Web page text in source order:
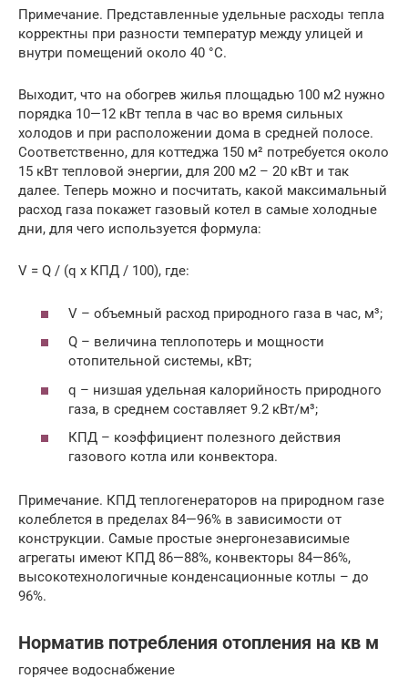
Примечание. Представленные удельные расходы тепла
корректны при разности температур между улицей и
внутри помещений около 40 °С.
Выходит, что на обогрев жилья площадью 100 м2 нужно
порядка 10—12 кВт тепла в час во время сильных
холодов и при расположении дома в средней полосе.
Соответственно, для коттеджа 150 м² потребуется около
15 кВт тепловой энергии, для 200 м2 – 20 кВт и так
далее. Теперь можно и посчитать, какой максимальный
расход газа покажет газовый котел в самые холодные
дни, для чего используется формула:
V = Q / (q х КПД / 100), где:
V – объемный расход природного газа в час, м³;
Q – величина теплопотерь и мощности
отопительной системы, кВт;
q – низшая удельная калорийность природного
газа, в среднем составляет 9.2 кВт/м³;
КПД – коэффициент полезного действия
газового котла или конвектора.
Примечание. КПД теплогенераторов на природном газе
колеблется в пределах 84—96% в зависимости от
конструкции. Самые простые энергонезависимые
агрегаты имеют КПД 86—88%, конвекторы 84—86%,
высокотехнологичные конденсационные котлы – до
96%.
Норматив потребления отопления на кв м
горячее водоснабжение